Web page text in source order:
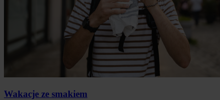
Wakacje ze smakiem